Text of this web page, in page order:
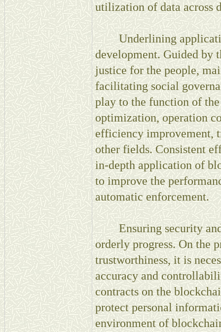
utilization of data across
Underlining
development. Guided by
justice for the people,
facilitating social
play to the function of
optimization, operation
efficiency improvement,
other fields. Consistent
in-depth application of
to improve the
automatic enforcement.
Ensuring security and
orderly progress. On the
trustworthiness, it is
accuracy and
contracts on the
protect personal
environment of